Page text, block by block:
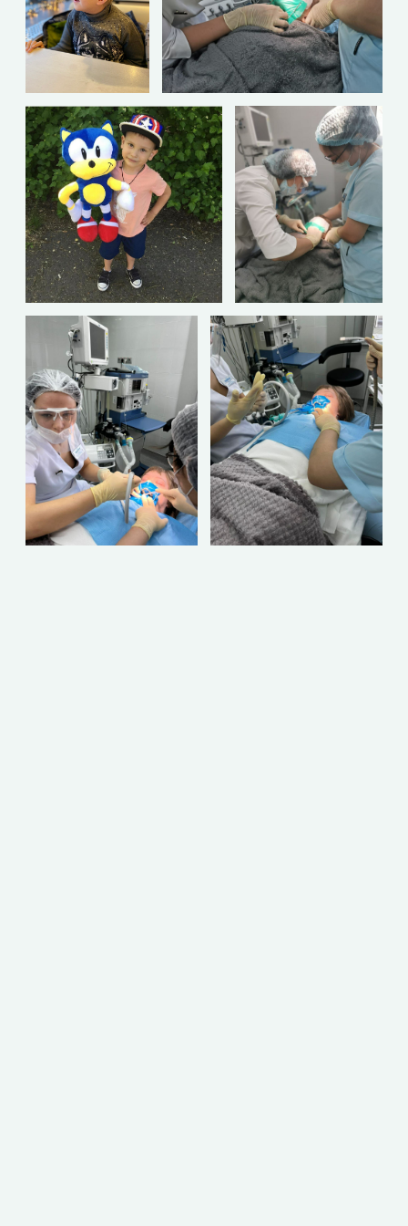
Политика обработки персональных данных
Для вопросов по работе фонда:
+7-900-107 11 10
E-mail:
bftolkovmeste@yandex.ru
ул. Клименко, д. 23, кв. 35
ОГРН 1164200050266
ИНН 4253032716
КПП 425301001
Дата регистрации: 11.02.2016 г.
Сайт разработан BuySoft.Online